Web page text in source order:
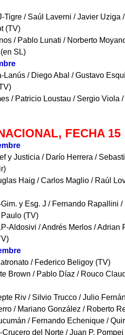
Tigre / Saúl Laverni / Javier Uziga
(TV)
/ Pablo Lunati / Norberto
SL)
Lanús / Diego Abal / Gustavo
/ Patricio Loustau / Sergio Viola
FECHA 15
y Justicia / Darío Herrera /
Haig / Carlos Maglio / Raúl
y Esg. J / Fernando Rapallini
(TV)
Aldosivi / Andrés Merlos / Adrian
/ Federico Beligoy (TV)
Brown / Pablo Díaz / Rouco
Riv / Silvio Trucco / Julio
/ Mariano González / Roberto
/ Fernando Echenique /
del Norte / Juan P.